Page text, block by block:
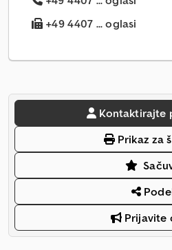
+49 4407 ... oglasi
Kontaktirajte
Prikaz za
Prijavite